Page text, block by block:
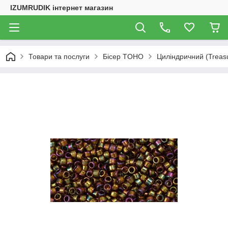
IZUMRUDIK інтернет магазин
Товари та послуги Бісер TOHO Циліндричний